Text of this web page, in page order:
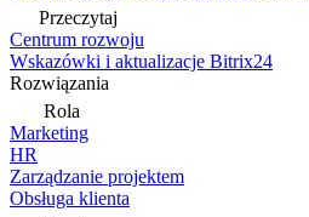
Przeczytaj
Centrum rozwoju
Wskazówki i aktualizacje Bitrix24
Rozwiązania
Rola
Marketing
HR
Zarządzanie projektem
Obsługa klienta